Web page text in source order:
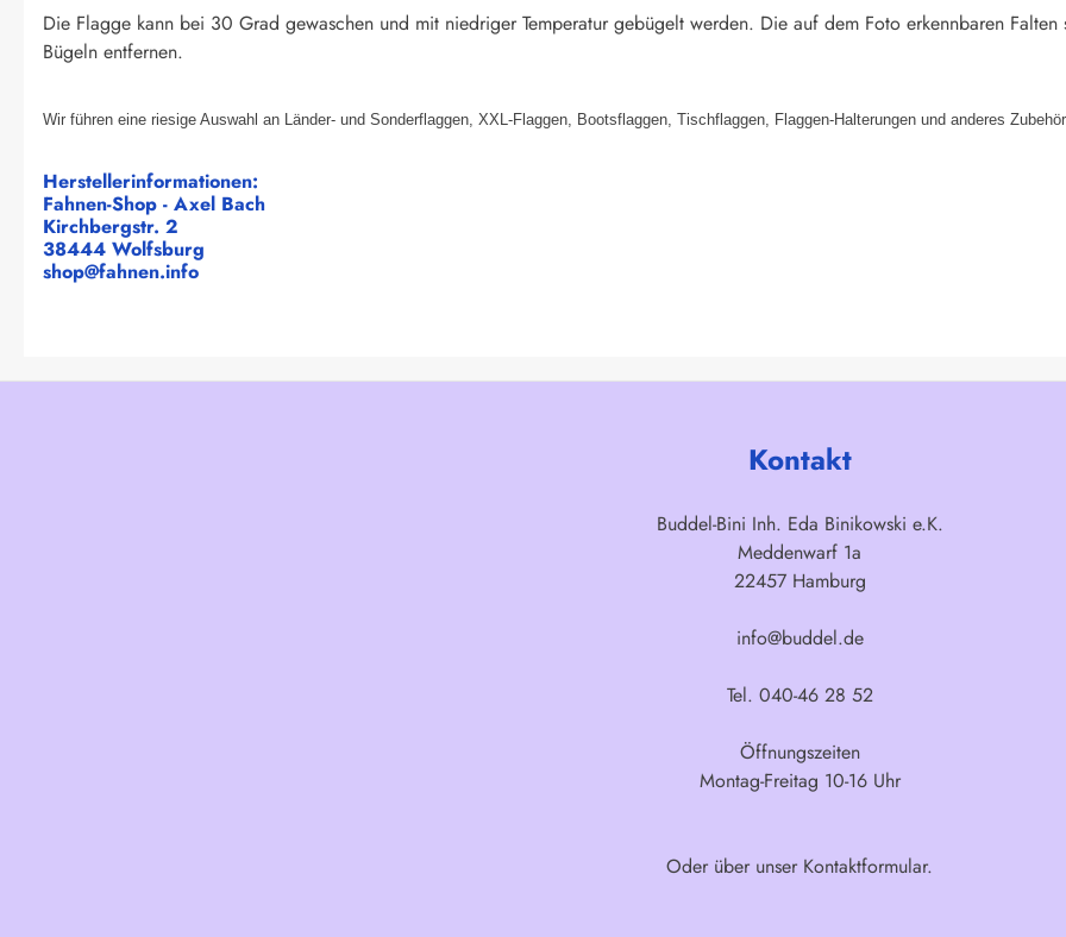
Die Flagge kann bei 30 Grad gewaschen und mit niedriger Temperatur gebügelt werden. Die auf dem Foto erkennbaren
Bügeln entfernen.
Wir führen eine riesige Auswahl an Länder- und Sonderflaggen, XXL-Flaggen, Bootsflaggen, Tischflaggen, Flaggen-Halterungen und anderes
Herstellerinformationen:
Fahnen-Shop - Axel Bach
Kirchbergstr. 2
38444 Wolfsburg
shop@fahnen.info
Kontakt
Buddel-Bini Inh. Eda Binikowski e.K.
Meddenwarf 1a
22457 Hamburg
info@buddel.de
Tel. 040-46 28 52
Öffnungszeiten
Montag-Freitag 10-16 Uhr
Oder über unser Kontaktformular.